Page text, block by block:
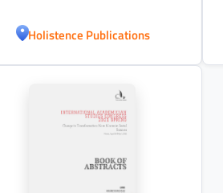
Holistence Publications